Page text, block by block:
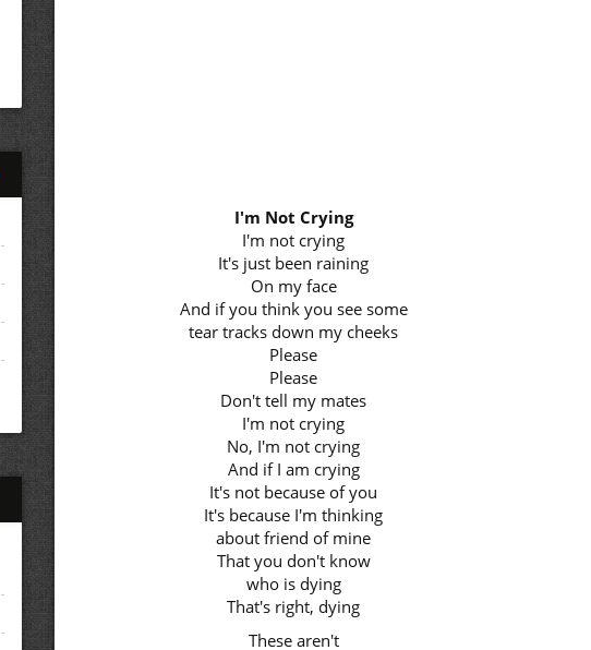
I'm Not Crying
I'm not crying
It's just been raining
On my face
And if you think you see some
tear tracks down my cheeks
Please
Please
Don't tell my mates
I'm not crying
No, I'm not crying
And if I am crying
It's not because of you
It's because I'm thinking
about friend of mine
That you don't know
who is dying
That's right, dying
These aren't